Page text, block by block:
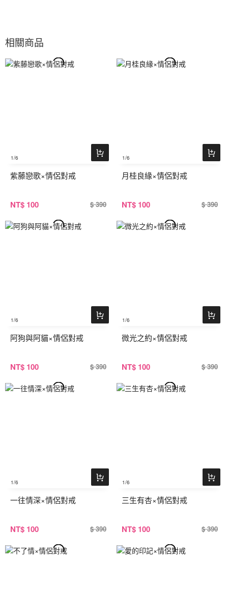
相關商品
1/6
紫藤戀歌×情侶對戒
NT$ 100 $ 390
1/6
月桂良緣×情侶對戒
NT$ 100 $ 390
1/6
阿狗與阿貓×情侶對戒
NT$ 100 $ 390
1/6
微光之約×情侶對戒
NT$ 100 $ 390
1/6
一往情深×情侶對戒
NT$ 100 $ 390
1/6
三生有杏×情侶對戒
NT$ 100 $ 390